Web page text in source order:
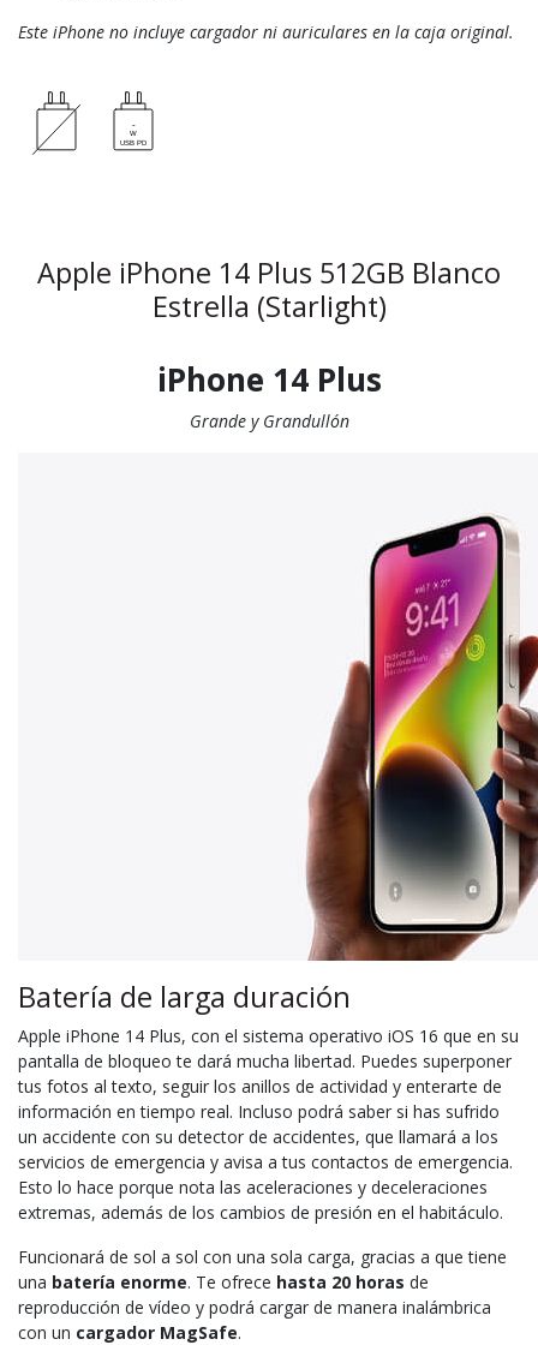
Este iPhone no incluye cargador ni auriculares en la caja original.
Apple iPhone 14 Plus 512GB Blanco
Estrella (Starlight)
iPhone 14 Plus
Grande y Grandullón
Batería de larga duración
Apple iPhone 14 Plus, con el sistema operativo iOS 16 que en su
pantalla de bloqueo te dará mucha libertad. Puedes superponer
tus fotos al texto, seguir los anillos de actividad y enterarte de
información en tiempo real. Incluso podrá saber si has sufrido
un accidente con su detector de accidentes, que llamará a los
servicios de emergencia y avisa a tus contactos de emergencia.
Esto lo hace porque nota las aceleraciones y deceleraciones
extremas, además de los cambios de presión en el habitáculo.
Funcionará de sol a sol con una sola carga, gracias a que tiene
una batería enorme. Te ofrece hasta 20 horas de
reproducción de vídeo y podrá cargar de manera inalámbrica
con un cargador MagSafe.